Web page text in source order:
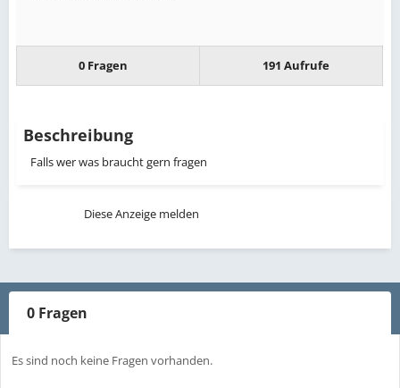
0 Fragen 191 Aufrufe
Beschreibung
Falls wer was braucht gern fragen
Diese Anzeige melden
0 Fragen
Es sind noch keine Fragen vorhanden.